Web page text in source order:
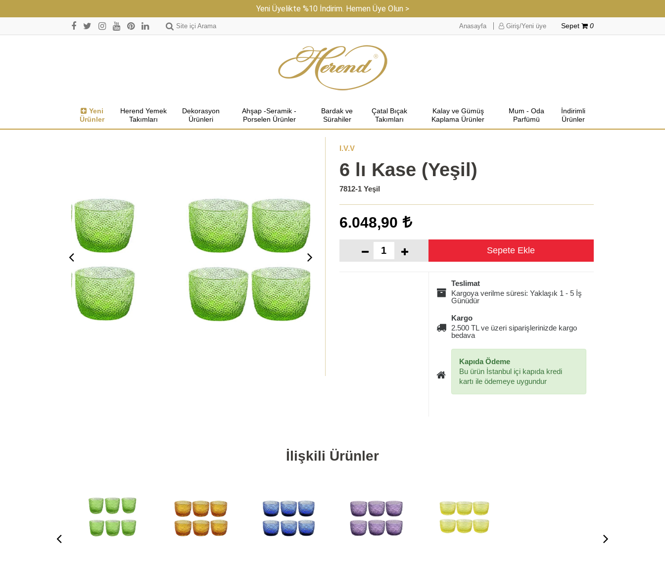
Yeni Üyelikte %10 İndirim. Hemen Üye Olun >
Site içi Arama Anasayfa Giriş/Yeni üye Sepet 0
Yeni
Ürünler
Herend Yemek
Takımları
Dekorasyon
Ürünleri
Ahşap -Seramik -
Porselen Ürünler
Bardak ve
Sürahiler
Çatal Bıçak
Takımları
Kalay ve Gümüş
Kaplama Ürünler
Mum - Oda
Parfümü
İndirimli
Ürünler
I.V.V
6 lı Kase (Yeşil)
7812-1 Yeşil
6.048,90
Teslimat
Kargoya verilme süresi: Yaklaşık 1 - 5 İş
Günüdür
Kargo
2.500 TL ve üzeri siparişlerinizde kargo
bedava
Kapıda Ödeme
Bu ürün İstanbul içi kapıda kredi
kartı ile ödemeye uygundur
İlişkili Ürünler